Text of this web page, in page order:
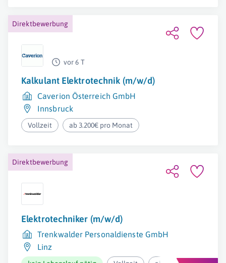
Direktbewerbung
vor 6 T
Kalkulant Elektrotechnik (m/w/d)
Caverion Österreich GmbH
Innsbruck
Vollzeit ab 3.200€ pro Monat
Direktbewerbung
Elektrotechniker (m/w/d)
Trenkwalder Personaldienste GmbH
Linz